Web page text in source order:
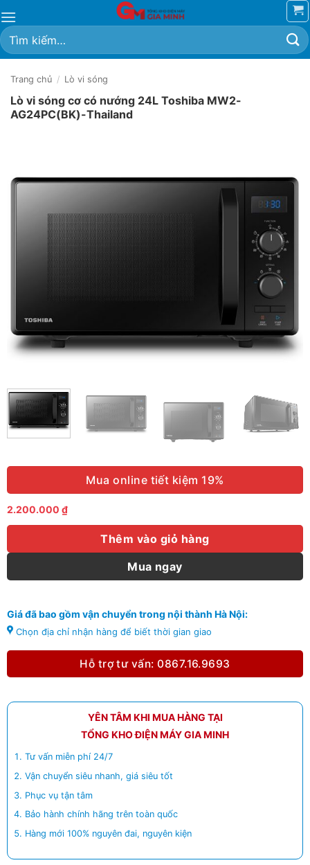
qua
nội
dung
Tìm
kiếm:
Trang chủ / Lò vi sóng
Lò vi sóng cơ có nướng 24L Toshiba MW2-
AG24PC(BK)-Thailand
Mua online tiết kiệm 19%
2.200.000 ₫
Thêm vào giỏ hàng
Mua ngay
Giá đã bao gồm vận chuyển trong nội thành Hà Nội:
Chọn địa chỉ nhận hàng để biết thời gian giao
Hỗ trợ tư vấn: 0867.16.9693
YÊN TÂM KHI MUA HÀNG TẠI
TỔNG KHO ĐIỆN MÁY GIA MINH
Tư vấn miễn phí 24/7
Vận chuyển siêu nhanh, giá siêu tốt
Phục vụ tận tâm
Bảo hành chính hãng trên toàn quốc
Hàng mới 100% nguyên đai, nguyên kiện